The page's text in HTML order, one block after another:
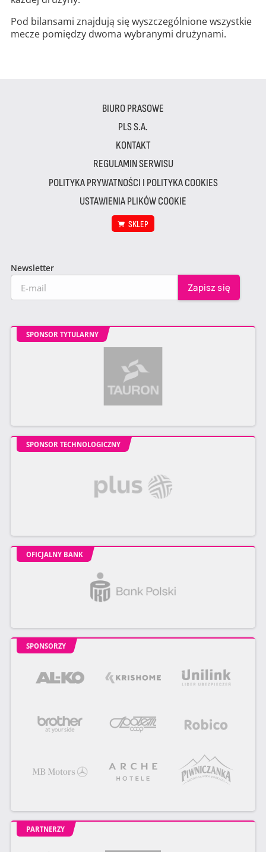
Pod bilansami znajdują się wyszczególnione wszystkie
mecze pomiędzy dwoma wybranymi drużynami.
BIURO PRASOWE
PLS S.A.
KONTAKT
REGULAMIN SERWISU
POLITYKA PRYWATNOŚCI I POLITYKA COOKIES
USTAWIENIA PLIKÓW COOKIE
SKLEP
Newsletter
SPONSOR TYTULARNY
SPONSOR TECHNOLOGICZNY
OFICJALNY BANK
SPONSORZY
PARTNERZY